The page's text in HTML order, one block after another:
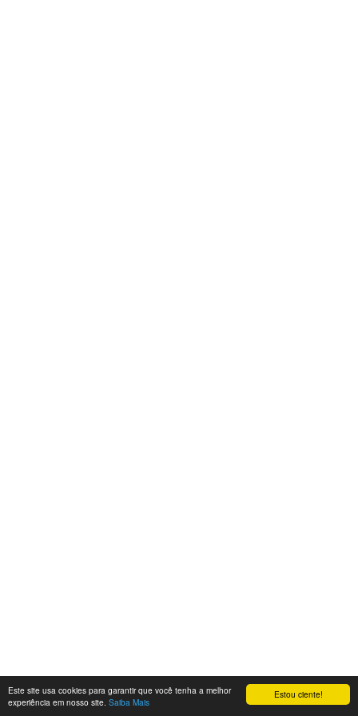
Estou ciente!
Este site usa cookies para garantir que você tenha a melhor
experiência em nosso site. Saiba Mais